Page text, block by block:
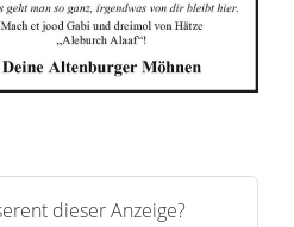
dieser Anzeige?